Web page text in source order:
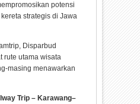
potensi
strategis di Jawa
Disparbud
rute utama wisata
masing menawarkan
Trip – Karawang–